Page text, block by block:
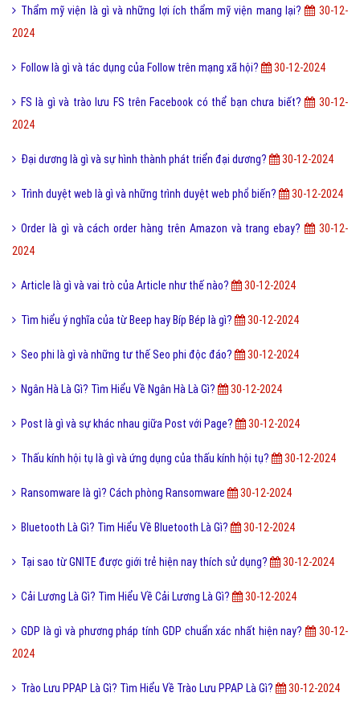
Thẩm mỹ viện là gì và những lợi ích thẩm mỹ viện mang lại?
30-12-
2024
Follow là gì và tác dụng của Follow trên mạng xã hội? 30-12-2024
FS là gì và trào lưu FS trên Facebook có thể bạn chưa biết?
30-12-
2024
Đại dương là gì và sự hình thành phát triển đại dương? 30-12-2024
Trình duyệt web là gì và những trình duyệt web phổ biến? 30-12-2024
Order là gì và cách order hàng trên Amazon và trang ebay?
30-12-
2024
Article là gì và vai trò của Article như thế nào? 30-12-2024
Tìm hiểu ý nghĩa của từ Beep hay Bíp Bép là gì? 30-12-2024
Seo phi là gì và những tư thế Seo phi độc đáo? 30-12-2024
Ngân Hà Là Gì? Tìm Hiểu Về Ngân Hà Là Gì? 30-12-2024
Post là gì và sự khác nhau giữa Post với Page? 30-12-2024
Thấu kính hội tụ là gì và ứng dụng của thấu kính hội tụ? 30-12-2024
Ransomware là gì? Cách phòng Ransomware 30-12-2024
Bluetooth Là Gì? Tìm Hiểu Về Bluetooth Là Gì? 30-12-2024
Tại sao từ GNITE được giới trẻ hiện nay thích sử dụng? 30-12-2024
Cải Lương Là Gì? Tìm Hiểu Về Cải Lương Là Gì? 30-12-2024
GDP là gì và phương pháp tính GDP chuẩn xác nhất hiện nay?
30-12-
2024
Trào Lưu PPAP Là Gì? Tìm Hiểu Về Trào Lưu PPAP Là Gì? 30-12-2024